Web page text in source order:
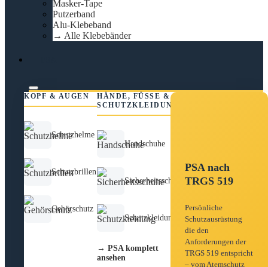
Masker-Tape
Putzerband
Alu-Klebeband
→ Alle Klebebänder
KOPF & AUGEN
Schutzhelme
Schutzbrillen
Gehörschutz
HÄNDE, FÜSSE &
SCHUTZKLEIDUNG
Handschuhe
Sicherheitsschuhe
Schutzkleidung
→ PSA komplett
ansehen
PSA nach
TRGS 519
Persönliche
Schutzausrüstung
die den
Anforderungen der
TRGS 519 entspricht
– vom Atemschutz